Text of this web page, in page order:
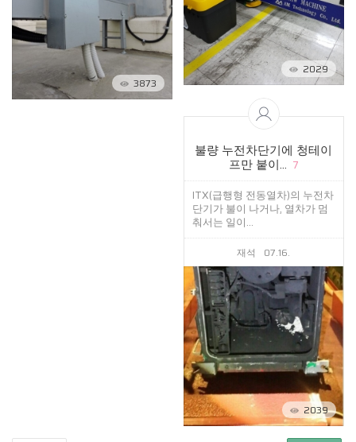
2029
3873
불량 누전차단기에 청테이
프만 붙이... 7
ITX(급행형 전동열차)의 누전차
단기가 불이 나거나, 열차가 멈
춰서는 일이...
재석 07.16.
2039